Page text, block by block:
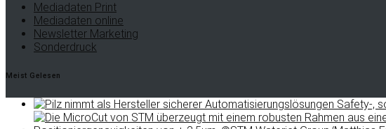
Mediadaten Print
Mediadaten online
Newsletter Marketing
Sonderdruck
Meist Gelesen